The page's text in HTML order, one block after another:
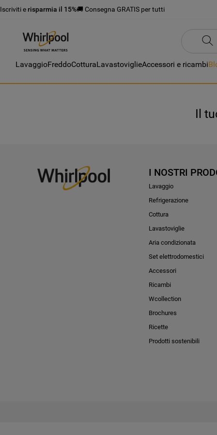
Iscriviti e risparmia il 15%🚚 Consegna GRATIS per tutti
LavaggioFreddoCotturaLavastoviglieAccessori e ricambi
Il
I NOSTRI
Lavaggio
Refrigerazione
Cottura
Lavastoviglie
Aria condizionata
Set elettrodomestici
Accessori
Ricambi
Wcollection
Brochures
Ricette
Prodotti sostenibili